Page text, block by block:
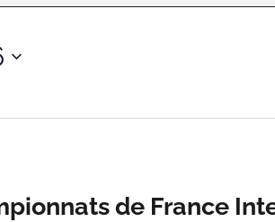
de France